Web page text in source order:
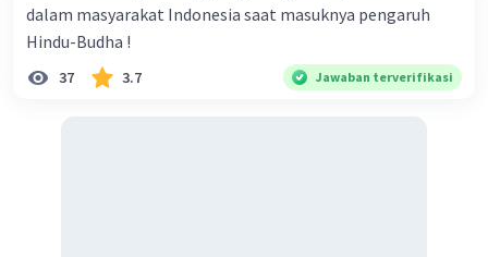
dalam masyarakat Indonesia saat masuknya pengaruh
Hindu-Budha !
37 3.7 Jawaban terverifikasi